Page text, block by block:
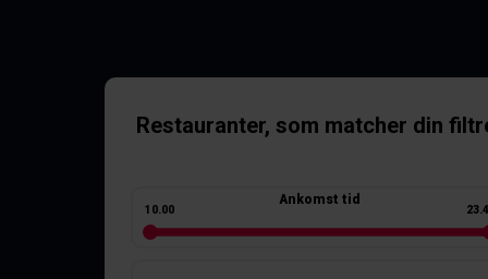
Restauranter, som matcher din
Ankomst tid
10.00